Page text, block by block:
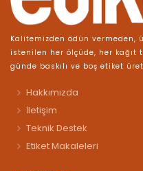
Kalitemizden ödün vermeden,
istenilen her ölçüde, her kağıt
günde baskılı ve boş etiket
Hakkımızda
İletişim
Teknik Destek
Etiket Makaleleri